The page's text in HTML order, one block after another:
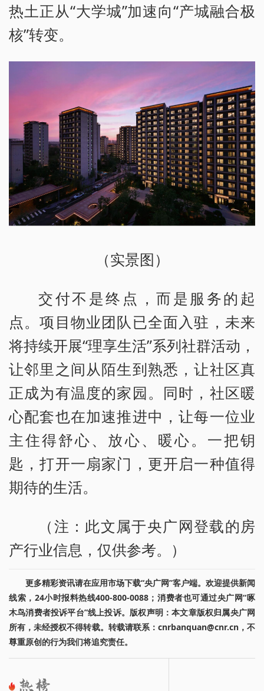
热土正从“大学城”加速向“产城融合极
核”转变。
（实景图）
交付不是终点，而是服务的起
点。项目物业团队已全面入驻，未来
将持续开展“理享生活”系列社群活动，
让邻里之间从陌生到熟悉，让社区真
正成为有温度的家园。同时，社区暖
心配套也在加速推进中，让每一位业
主住得舒心、放心、暖心。一把钥
匙，打开一扇家门，更开启一种值得
期待的生活。
（注：此文属于央广网登载的房
产行业信息，仅供参考。）
更多精彩资讯请在应用市场下载“央广网”客户端。欢迎提供新闻
线索，24小时报料热线400-800-0088；消费者也可通过央广网“啄
木鸟消费者投诉平台”线上投诉。版权声明：本文章版权归属央广网
所有，未经授权不得转载。转载请联系：cnrbanquan@cnr.cn，不
尊重原创的行为我们将追究责任。